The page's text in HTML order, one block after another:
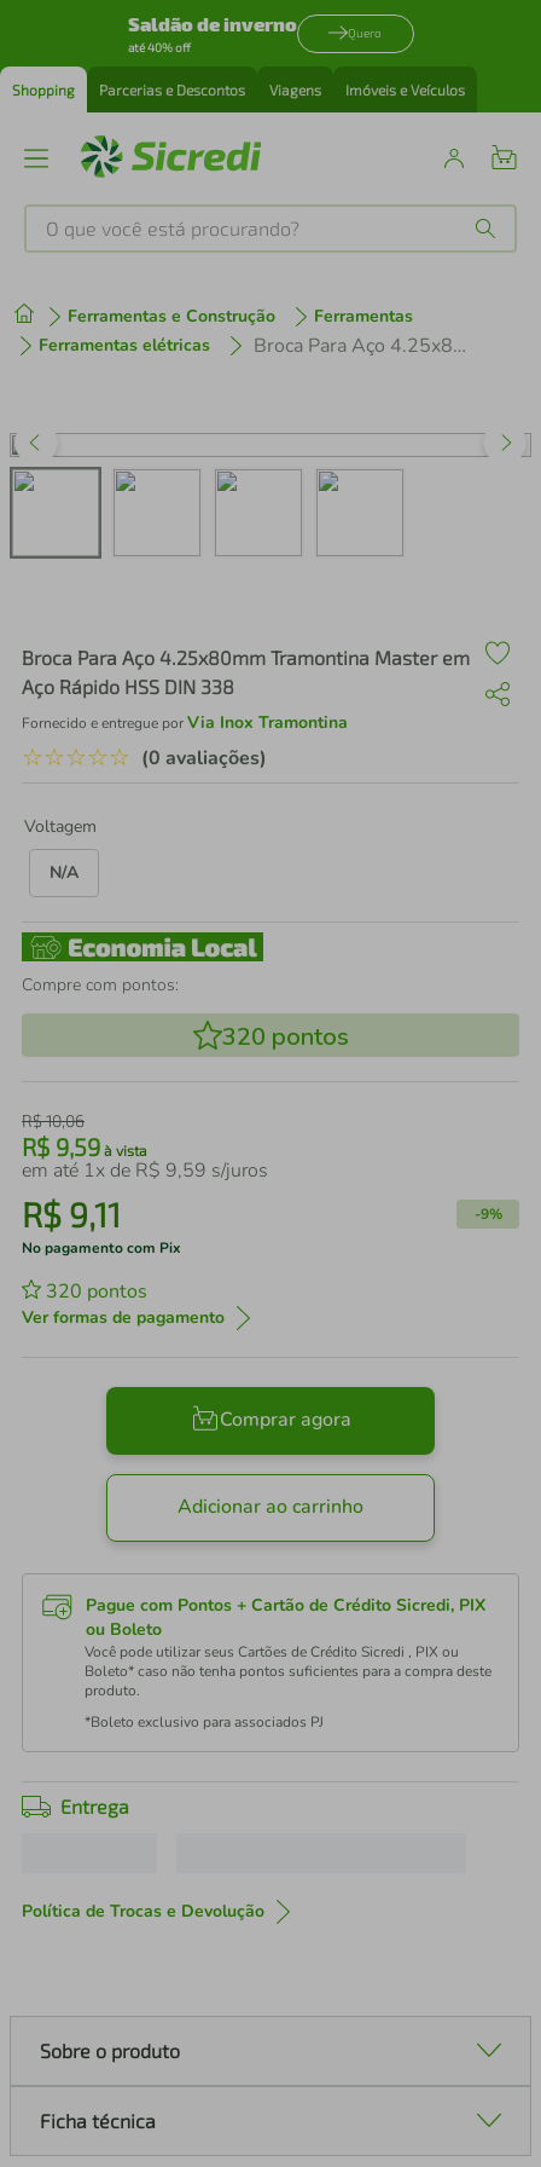
Saldão de inverno
até 40% off
Quero
Shopping Parcerias e Descontos Viagens Imóveis e Veículos
O que você está procurando?
Ferramentas e Construção
Ferramentas
Ferramentas elétricas
Broca Para Aço 4.25x80mm Tramontina Master em Aço Rápido HSS DIN 338
Broca Para Aço 4.25x80mm Tramontina Master em
Aço Rápido HSS DIN 338
Fornecido e entregue porVia Inox Tramontina
☆☆☆☆☆ (0 avaliações)
Voltagem
N/A
Compre com pontos:
320 pontos
R$10,06
R$ 9,59 à vista
em até 1x de R$ 9,59 s/juros
R$ 9,11 -9%
No pagamento com Pix
320 pontos
Ver formas de pagamento
Comprar agora
Adicionar ao carrinho
Pague com Pontos + Cartão de Crédito Sicredi, PIX
ou Boleto
Você pode utilizar seus Cartões de Crédito Sicredi , PIX ou
Boleto* caso não tenha pontos suficientes para a compra deste
produto.
*Boleto exclusivo para associados PJ
Entrega
Política de Trocas e Devolução
Sobre o produto
Ficha técnica
1º tenis
3º perfume